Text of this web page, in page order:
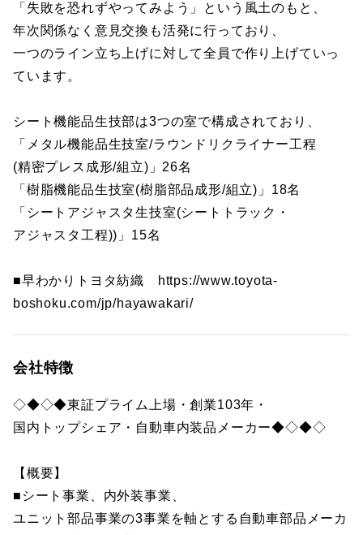
「失敗を恐れずやってみよう」という風土のもと、
年次関係なく意見交換も活発に行っており、
一つのライン立ち上げに対して全員で作り上げていっ
ています。
シート機能品生技部は3つの室で構成されており、
「メタル機能品生技室/ラウンドリクライナー工程
(精密プレス成形/組立)」26名
「樹脂機能品生技室(樹脂部品成形/組立)」18名
「シートアジャスタ生技室(シートトラック・
アジャスタ工程))」15名
■早わかりトヨタ紡織 https://www.toyota-
boshoku.com/jp/hayawakari/
会社特徴
◇◆◇◆東証プライム上場・創業103年・
国内トップシェア・自動車内装品メーカー◆◇◆◇
【概要】
■シート事業、内外装事業、
ユニット部品事業の3事業を軸とする自動車部品メーカ